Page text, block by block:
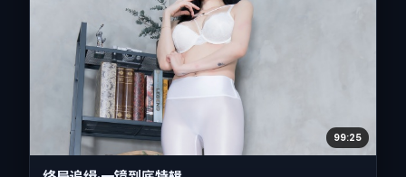
99:25